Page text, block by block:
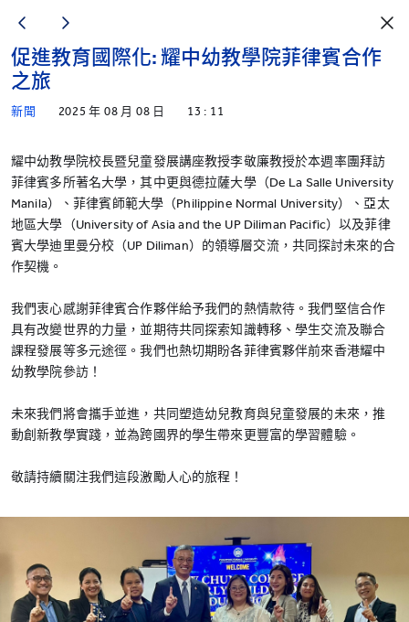
促進教育國際化: 耀中幼教學院菲律賓合作
之旅
新聞 2025 年 08 月 08 日 13 : 11
耀中幼教學院校長暨兒童發展講座教授李敬廉教授於本週率團拜訪
菲律賓多所著名大學，其中更與德拉薩大學（De La Salle University
Manila）、菲律賓師範大學（Philippine Normal University）、亞太
地區大學（University of Asia and the UP Diliman Pacific）以及菲律
賓大學迪里曼分校（UP Diliman）的領導層交流，共同探討未來的合
作契機。
我們衷心感謝菲律賓合作夥伴給予我們的熱情款待。我們堅信合作
具有改變世界的力量，並期待共同探索知識轉移、學生交流及聯合
課程發展等多元途徑。我們也熱切期盼各菲律賓夥伴前來香港耀中
幼教學院參訪！
未來我們將會攜手並進，共同塑造幼兒教育與兒童發展的未來，推
動創新教學實踐，並為跨國界的學生帶來更豐富的學習體驗。
敬請持續關注我們這段激勵人心的旅程！